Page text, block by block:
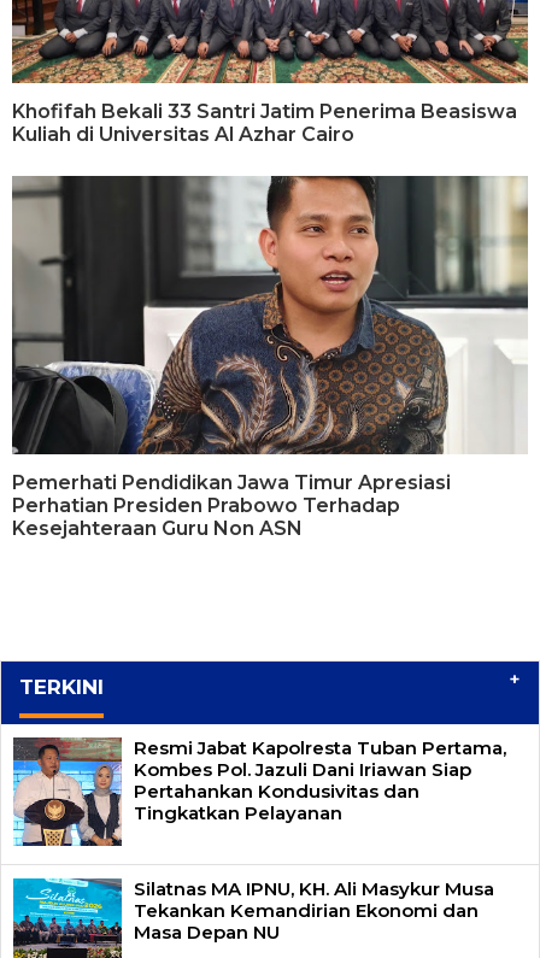
Khofifah Bekali 33 Santri Jatim Penerima Beasiswa
Kuliah di Universitas Al Azhar Cairo
Pemerhati Pendidikan Jawa Timur Apresiasi
Perhatian Presiden Prabowo Terhadap
Kesejahteraan Guru Non ASN
TERKINI +
Resmi Jabat Kapolresta Tuban Pertama,
Kombes Pol. Jazuli Dani Iriawan Siap
Pertahankan Kondusivitas dan
Tingkatkan Pelayanan
Silatnas MA IPNU, KH. Ali Masykur Musa
Tekankan Kemandirian Ekonomi dan
Masa Depan NU